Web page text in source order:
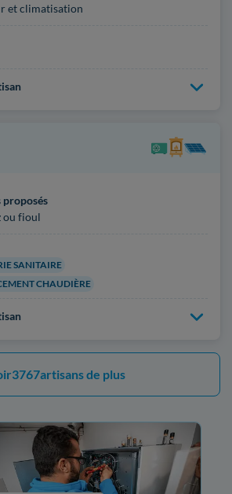
et climatisation
ou fioul
SANITAIRE
CHAUDIÈRE
3767artisans de plus